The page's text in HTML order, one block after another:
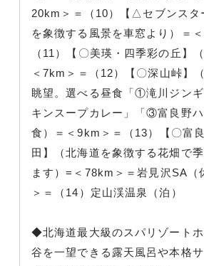
20km＞＝（10）【△セブンスタ
を象徴する風景を車窓より）＝
（11）【〇美瑛・四季彩の丘】
＜7km＞＝（12）【〇深山峠】
眺望。選べる昼食「①滝川ジン
キンスープカレー」「③富良野
食）＝＜9km＞＝（13）【〇富
田】（北海道を象徴する花畑で
ます）=＜78km＞＝岩見沢SA（
＞＝（14）定山渓温泉（泊）
◆北海道最大級のスパリゾート
谷を一望できる露天風呂や本格